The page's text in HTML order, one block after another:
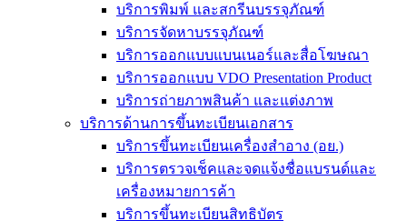
บริการพิมพ์ และสกรีนบรรจุภัณฑ์
บริการจัดหาบรรจุภัณฑ์
บริการออกแบบแบนเนอร์และสื่อโฆษณา
บริการออกแบบ VDO Presentation Product
บริการถ่ายภาพสินค้า และแต่งภาพ
บริการด้านการขึ้นทะเบียนเอกสาร
บริการขึ้นทะเบียนเครื่องสำอาง (อย.)
บริการตรวจเช็คและจดแจ้งชื่อแบรนด์และ
เครื่องหมายการค้า
บริการขึ้นทะเบียนสิทธิบัตร